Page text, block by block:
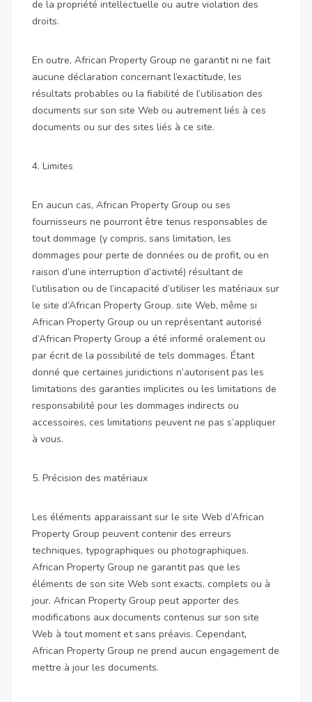
de la propriété intellectuelle ou autre violation des
droits.
En outre, African Property Group ne garantit ni ne fait
aucune déclaration concernant l’exactitude, les
résultats probables ou la fiabilité de l’utilisation des
documents sur son site Web ou autrement liés à ces
documents ou sur des sites liés à ce site.
4. Limites
En aucun cas, African Property Group ou ses
fournisseurs ne pourront être tenus responsables de
tout dommage (y compris, sans limitation, les
dommages pour perte de données ou de profit, ou en
raison d’une interruption d’activité) résultant de
l’utilisation ou de l’incapacité d’utiliser les matériaux sur
le site d’African Property Group. site Web, même si
African Property Group ou un représentant autorisé
d’African Property Group a été informé oralement ou
par écrit de la possibilité de tels dommages. Étant
donné que certaines juridictions n’autorisent pas les
limitations des garanties implicites ou les limitations de
responsabilité pour les dommages indirects ou
accessoires, ces limitations peuvent ne pas s’appliquer
à vous.
5. Précision des matériaux
Les éléments apparaissant sur le site Web d’African
Property Group peuvent contenir des erreurs
techniques, typographiques ou photographiques.
African Property Group ne garantit pas que les
éléments de son site Web sont exacts, complets ou à
jour. African Property Group peut apporter des
modifications aux documents contenus sur son site
Web à tout moment et sans préavis. Cependant,
African Property Group ne prend aucun engagement de
mettre à jour les documents.